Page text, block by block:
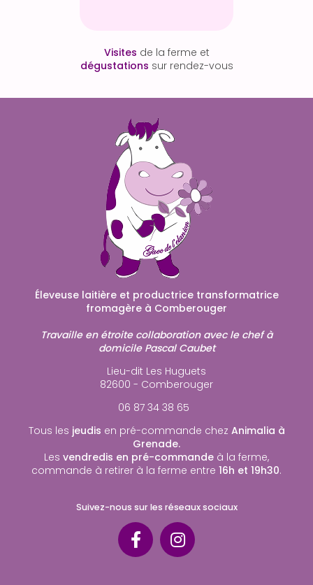
Visites de la ferme et
dégustations sur rendez-vous
Éleveuse laitière et productrice transformatrice
fromagère à Comberouger
Travaille en étroite collaboration avec le chef à
domicile Pascal Caubet
Lieu-dit Les Huguets
82600 - Comberouger
06 87 34 38 65
Tous les jeudis en pré-commande chez Animalia à
Grenade.
Les vendredis en pré-commande à la ferme,
commande à retirer à la ferme entre 16h et 19h30.
Suivez-nous sur les réseaux sociaux